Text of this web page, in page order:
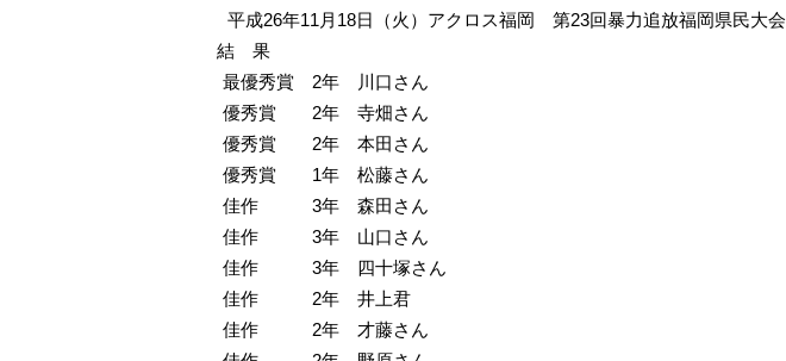
平成26年11月18日（火） アクロス福岡 第23回暴力追放福岡県民大会
結 果
最優秀賞 2年 川口さん
優秀賞 2年 寺畑さん
優秀賞 2年 本田さん
優秀賞 1年 松藤さん
佳作 3年 森田さん
佳作 3年 山口さん
佳作 3年 四十塚さん
佳作 2年 井上君
佳作 2年 才藤さん